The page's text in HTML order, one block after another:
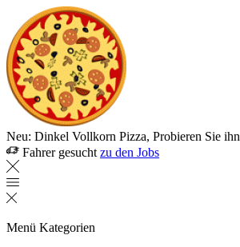
Neu: Dinkel Vollkorn Pizza, Probieren Sie ihn
Fahrer gesucht zu den Jobs
Menü Kategorien